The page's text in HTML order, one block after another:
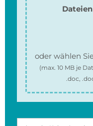
oder wählen
(max. 10 MBje
.doc,